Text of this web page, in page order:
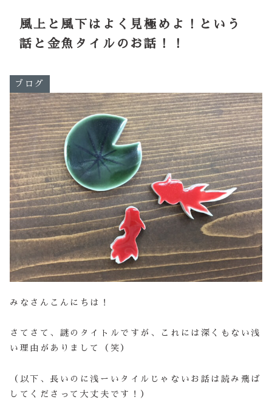
風上と風下はよく見極めよ！という
話と金魚タイルのお話！！
ブログ
みなさんこんにちは！
さてさて、謎のタイトルですが、これには深くもない浅
い理由がありまして（笑）
（以下、長いのに浅ーいタイルじゃないお話は読み飛ば
してくださって大丈夫です！）